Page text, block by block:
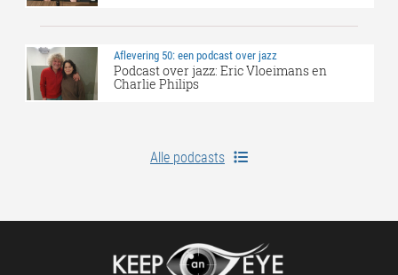
Aflevering 50: een podcast over jazz
Podcast over jazz: Eric Vloeimans en
Charlie Philips
Alle podcasts